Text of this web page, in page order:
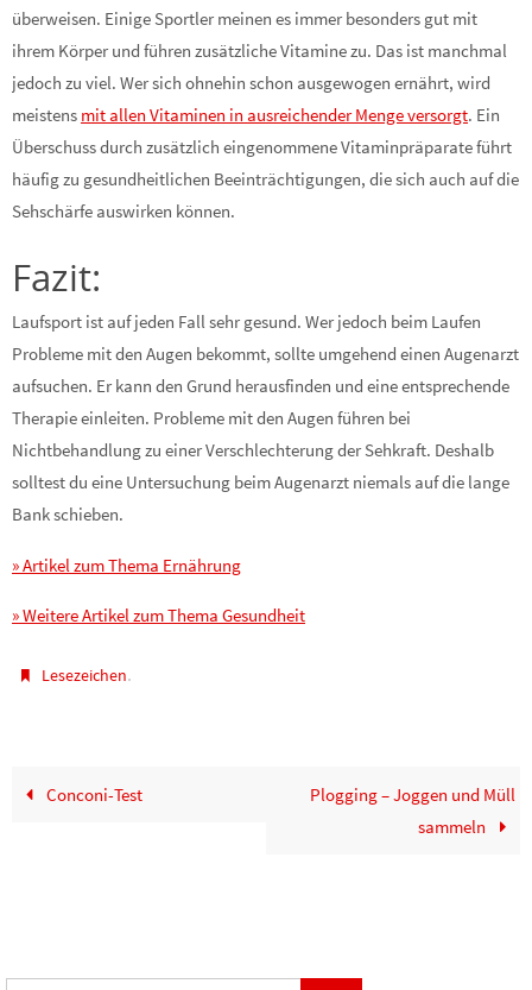
überweisen. Einige Sportler meinen es immer besonders gut mit
ihrem Körper und führen zusätzliche Vitamine zu. Das ist manchmal
jedoch zu viel. Wer sich ohnehin schon ausgewogen ernährt, wird
meistens mit allen Vitaminen in ausreichender Menge versorgt. Ein
Überschuss durch zusätzlich eingenommene Vitaminpräparate führt
häufig zu gesundheitlichen Beeinträchtigungen, die sich auch auf die
Sehschärfe auswirken können.
Fazit:
Laufsport ist auf jeden Fall sehr gesund. Wer jedoch beim Laufen
Probleme mit den Augen bekommt, sollte umgehend einen Augenarzt
aufsuchen. Er kann den Grund herausfinden und eine entsprechende
Therapie einleiten. Probleme mit den Augen führen bei
Nichtbehandlung zu einer Verschlechterung der Sehkraft. Deshalb
solltest du eine Untersuchung beim Augenarzt niemals auf die lange
Bank schieben.
» Artikel zum Thema Ernährung
» Weitere Artikel zum Thema Gesundheit
Lesezeichen.
Conconi-Test
Plogging – Joggen und Müll
sammeln